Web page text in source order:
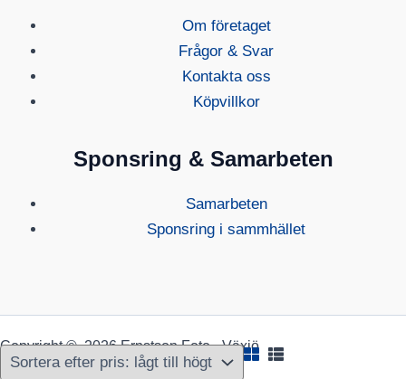
Om företaget
Frågor & Svar
Kontakta oss
Köpvillkor
Sponsring & Samarbeten
Samarbeten
Sponsring i sammhället
Copyright © 2026 Ernstson Foto - Växjö